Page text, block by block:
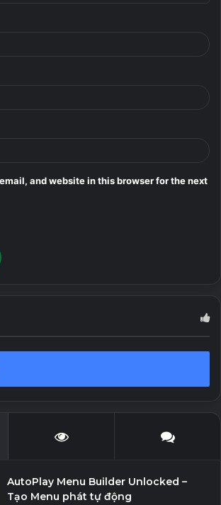
and website in this browser for the next
AutoPlay Menu Builder Unlocked –
Tạo Menu phát tự động